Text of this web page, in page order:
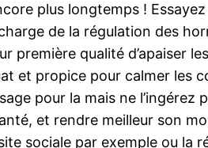
plus longtemps !
de la régulation des
première qualité d’apaiser
et propice pour calmer les
pour la mais ne
et rendre meilleur son
sociale par exemple ou la